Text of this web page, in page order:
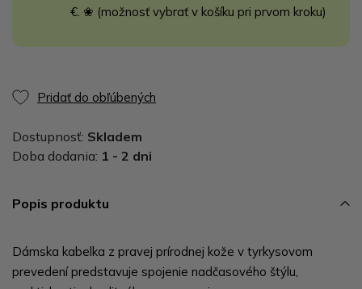
€. ❀ (možnosť vybrať v košíku pri prvom kroku)
Pridať do obľúbených
Dostupnosť: Skladem
Doba dodania: 1 - 2 dni
Popis produktu
Dámska kabelka z pravej prírodnej kože v tyrkysovom
prevedení predstavuje spojenie nadčasového štýlu,